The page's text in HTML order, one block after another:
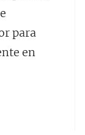
para
en